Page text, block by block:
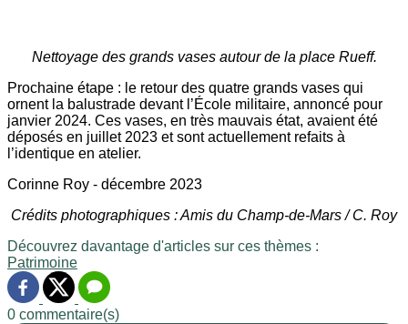
Nettoyage des grands vases autour de la place Rueff.
Prochaine étape : le retour des quatre grands vases qui
ornent la balustrade devant l’École militaire, annoncé pour
janvier 2024. Ces vases, en très mauvais état, avaient été
déposés en juillet 2023 et sont actuellement refaits à
l’identique en atelier.
Corinne Roy - décembre 2023
Crédits photographiques : Amis du Champ-de-Mars / C. Roy
Découvrez davantage d'articles sur ces thèmes :
Patrimoine
0 commentaire(s)